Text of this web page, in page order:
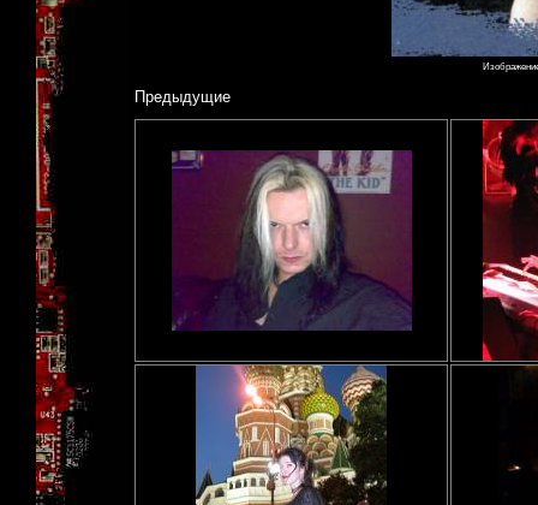
Предыдущие